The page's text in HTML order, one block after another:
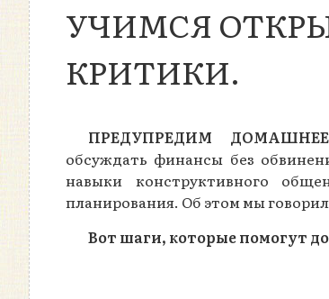
Предупреждение насилия в семье
Развитие детей и молодёжи
УЧИМСЯ
КРИТИКИ.
ПРЕДУПРЕДИМ
обсуждать финансы без
навыки конструктивного
планирования. Об этом мы
Вот шаги, которые помогут